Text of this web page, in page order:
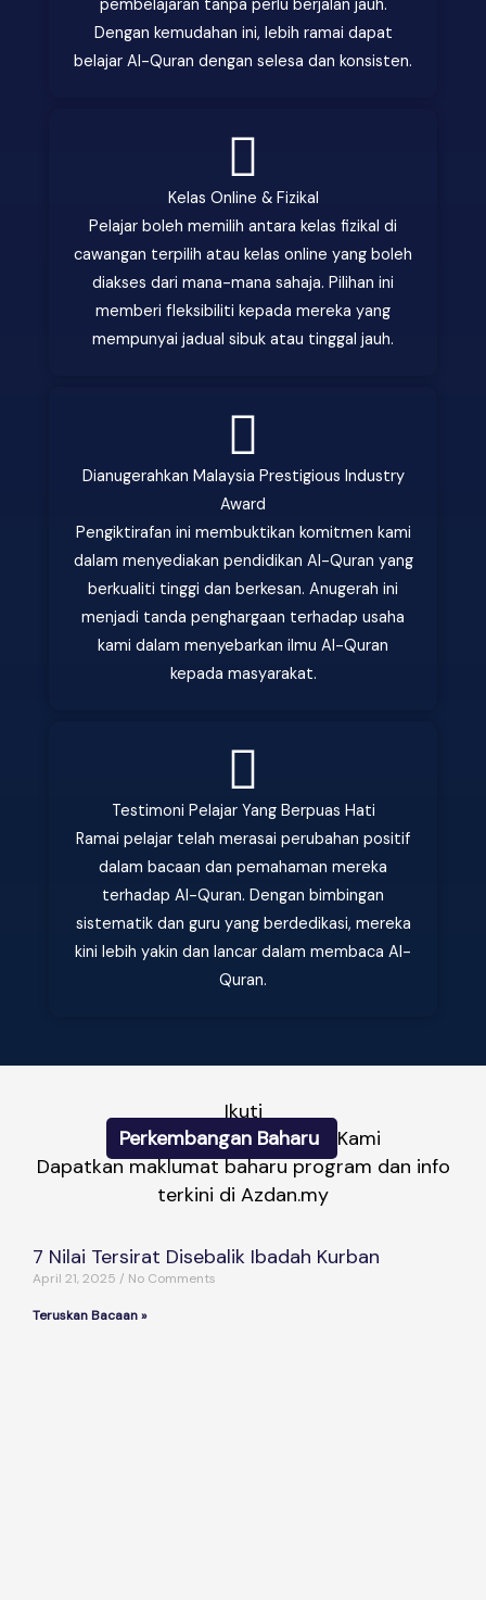
pembelajaran tanpa perlu berjalan jauh.
Dengan kemudahan ini, lebih ramai dapat
belajar Al-Quran dengan selesa dan konsisten.
Kelas Online & Fizikal
Pelajar boleh memilih antara kelas fizikal di
cawangan terpilih atau kelas online yang boleh
diakses dari mana-mana sahaja. Pilihan ini
memberi fleksibiliti kepada mereka yang
mempunyai jadual sibuk atau tinggal jauh.
Dianugerahkan Malaysia Prestigious Industry
Award
Pengiktirafan ini membuktikan komitmen kami
dalam menyediakan pendidikan Al-Quran yang
berkualiti tinggi dan berkesan. Anugerah ini
menjadi tanda penghargaan terhadap usaha
kami dalam menyebarkan ilmu Al-Quran
kepada masyarakat.
Testimoni Pelajar Yang Berpuas Hati
Ramai pelajar telah merasai perubahan positif
dalam bacaan dan pemahaman mereka
terhadap Al-Quran. Dengan bimbingan
sistematik dan guru yang berdedikasi, mereka
kini lebih yakin dan lancar dalam membaca Al-
Quran.
Ikuti
Perkembangan Baharu
Kami
Dapatkan maklumat baharu program dan info
terkini di Azdan.my
7 Nilai Tersirat Disebalik Ibadah Kurban
April 21, 2025 No Comments
Teruskan Bacaan »